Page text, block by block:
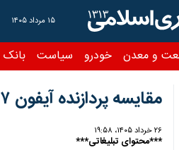
۱۵ مرداد ۱۴۰۵
و معدن خودرو سیاست بانک و بیمه
مقایسه پردازنده آیفون ۱۷ پرو مکس با پرچمدار جدید شیائومی
۲۶ خرداد ۱۴۰۵، ۱۹:۵۸
***محتوای تبلیغاتی***